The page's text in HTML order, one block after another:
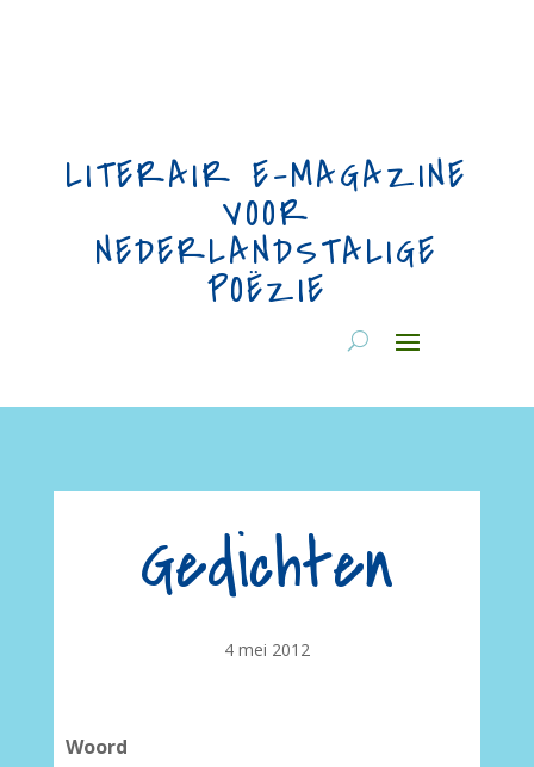
LITERAIR E-MAGAZINE
VOOR
NEDERLANDSTALIGE
POËZIE
Gedichten
4 mei 2012
Woord